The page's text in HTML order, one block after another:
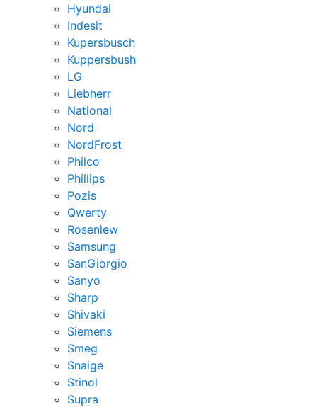
Hyundai
Indesit
Kupersbusch
Kuppersbush
LG
Liebherr
National
Nord
NordFrost
Philco
Phillips
Pozis
Qwerty
Rosenlew
Samsung
SanGiorgio
Sanyo
Sharp
Shivaki
Siemens
Smeg
Snaige
Stinol
Supra